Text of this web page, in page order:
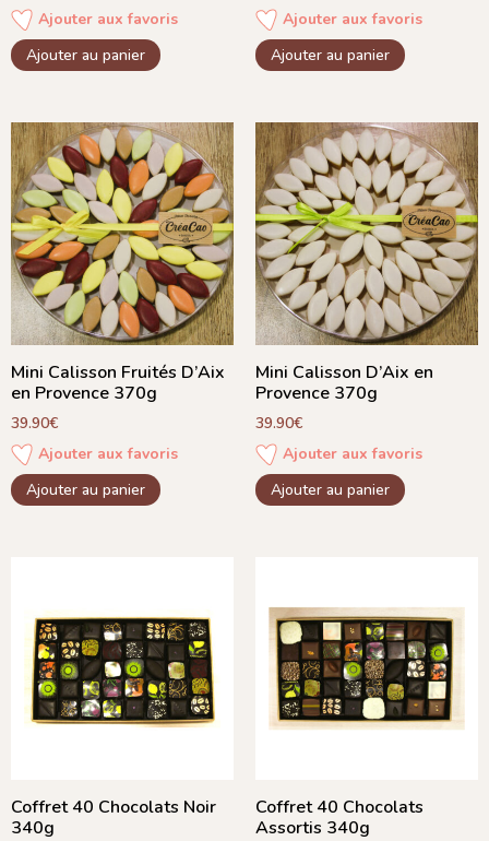
Ajouter aux favoris
Ajouter au panier
Ajouter aux favoris
Ajouter au panier
Mini Calisson Fruités D’Aix
en Provence 370g
39.90€
Ajouter aux favoris
Ajouter au panier
Mini Calisson D’Aix en
Provence 370g
39.90€
Ajouter aux favoris
Ajouter au panier
Coffret 40 Chocolats Noir
340g
Coffret 40 Chocolats
Assortis 340g